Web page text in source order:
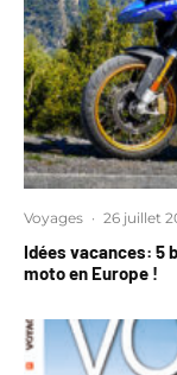
Voyages · 26 juillet
Idées vacances: 5
moto en Europe !